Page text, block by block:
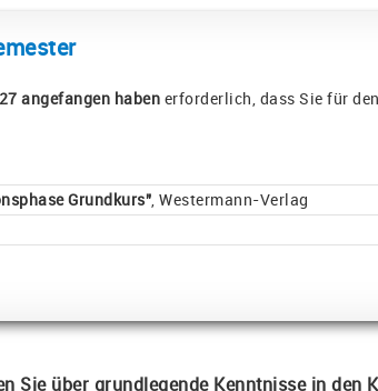
angefangen haben erforderlich, dass Sie für den
Grundkurs", Westermann-Verlag
Sie über grundlegende Kenntnisse in den